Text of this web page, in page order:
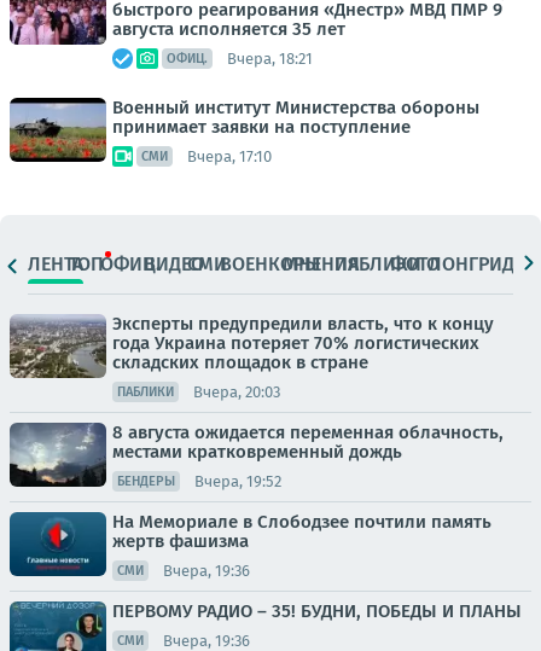
быстрого реагирования «Днестр» МВД ПМР 9
августа исполняется 35 лет
ОФИЦ. Вчера, 18:21
Военный институт Министерства обороны
принимает заявки на поступление
СМИ Вчера, 17:10
ЛЕНТАТОПОФИЦ.ВИДЕОСМИВОЕНКОРЫМНЕНИЯПАБЛИКИ
ФОТОЛОНГРИДЫ
Эксперты предупредили власть, что к концу
года Украина потеряет 70% логистических
складских площадок в стране
ПАБЛИКИ Вчера, 20:03
8 августа ожидается переменная облачность,
местами кратковременный дождь
БЕНДЕРЫ Вчера, 19:52
На Мемориале в Слободзее почтили память
жертв фашизма
СМИ Вчера, 19:36
ПЕРВОМУ РАДИО – 35! БУДНИ, ПОБЕДЫ И ПЛАНЫ
СМИ Вчера, 19:36